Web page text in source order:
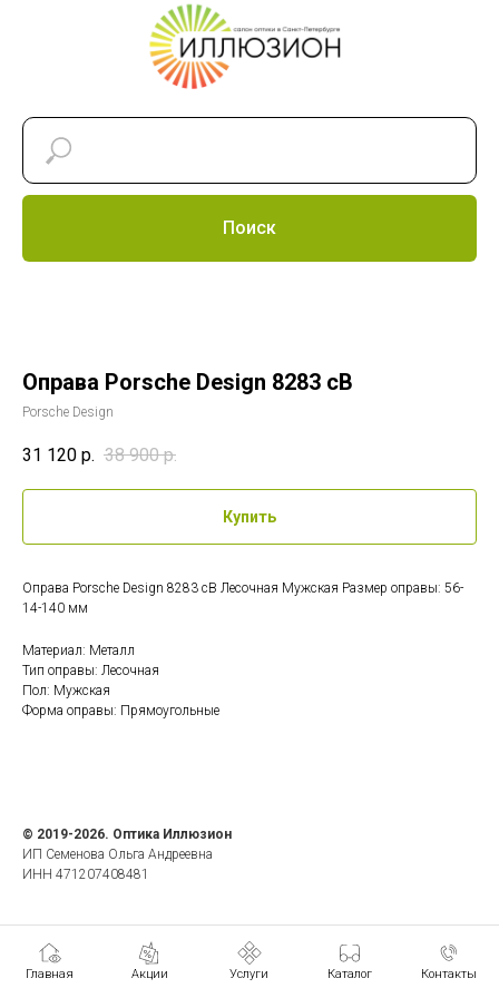
Поиск
Главная Акции Услуги Каталог Контакты
Оправа Porsche Design 8283 cB
Porsche Design
31 120 р. 38 900 р.
Купить
Оправа Porsche Design 8283 cB Лесочная Мужская Размер оправы: 56-
14-140 мм
Материал: Металл
Тип оправы: Лесочная
Пол: Мужская
Форма оправы: Прямоугольные
© 2019-2026. Оптика Иллюзион
ИП Семенова Ольга Андреевна
ИНН 471207408481